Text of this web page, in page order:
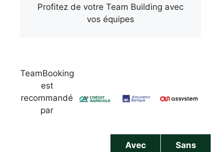
Profitez de votre Team Building avec
vos équipes
TeamBooking
est
recommandé
par
Avec
Sans